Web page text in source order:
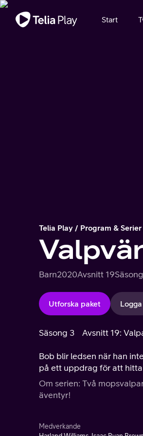
Viktigt meddelande
Start
Telia Play Program & Serier
Barn2020Avsnitt 19
Utforska paket
Säsong 3 Avsnitt 19:
Bob blir ledsen när han
på ett uppdrag för att
Om serien: Två
äventyr!
Medverkande